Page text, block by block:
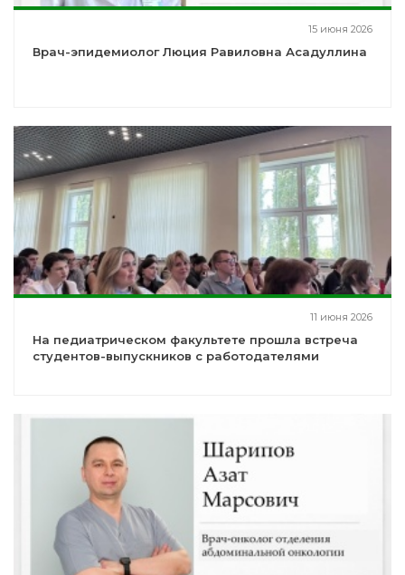
15 июня 2026
Врач-эпидемиолог Люция Равиловна Асадуллина
11 июня 2026
На педиатрическом факультете прошла встреча
студентов-выпускников с работодателями